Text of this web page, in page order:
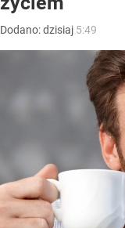
Dodano:dzisiaj 5:49